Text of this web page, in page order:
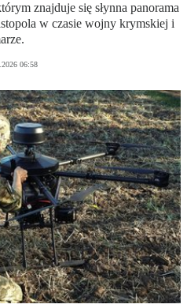
znajduje się słynna panorama
w czasie wojny krymskiej i
06:58